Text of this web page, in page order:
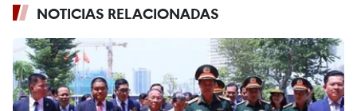
NOTICIAS RELACIONADAS